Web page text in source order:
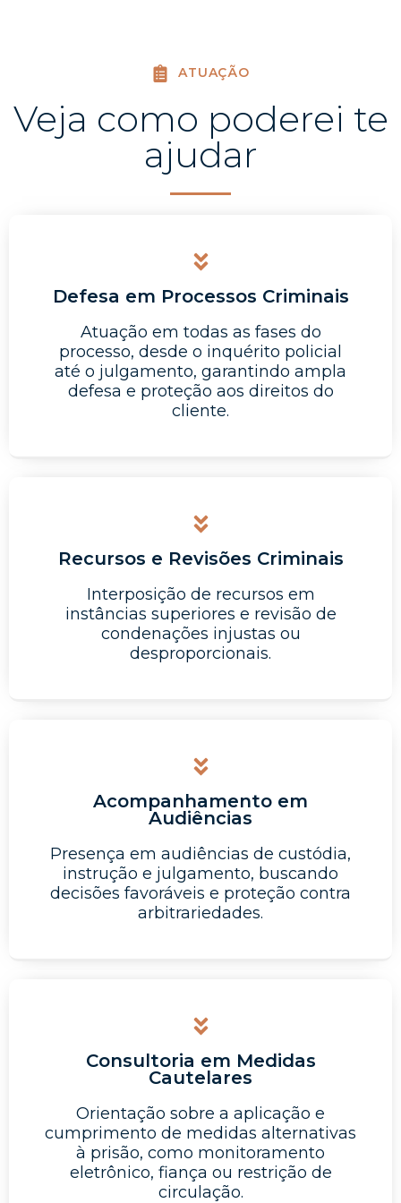
ATUAÇÃO
Veja como poderei te
ajudar
Defesa em Processos Criminais
Atuação em todas as fases do
processo, desde o inquérito policial
até o julgamento, garantindo ampla
defesa e proteção aos direitos do
cliente.
Recursos e Revisões Criminais
Interposição de recursos em
instâncias superiores e revisão de
condenações injustas ou
desproporcionais.
Acompanhamento em
Audiências
Presença em audiências de custódia,
instrução e julgamento, buscando
decisões favoráveis e proteção contra
arbitrariedades.
Consultoria em Medidas
Cautelares
Orientação sobre a aplicação e
cumprimento de medidas alternativas
à prisão, como monitoramento
eletrônico, fiança ou restrição de
circulação.